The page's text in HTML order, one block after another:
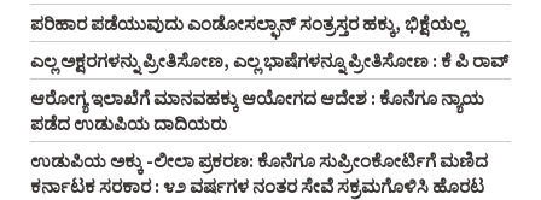
ಪರಿಹಾರ ಪಡೆಯುವುದು ಎಂಡೋಸಲ್ಫಾನ್‌ ಸಂತ್ರಸ್ತರ ಹಕ್ಕು, ಭಿಕ್ಷೆಯಲ್ಲ
ಎಲ್ಲ ಅಕ್ಷರಗಳನ್ನು ಪ್ರೀತಿಸೋಣ, ಎಲ್ಲ ಭಾಷೆಗಳನ್ನೂ ಪ್ರೀತಿಸೋಣ : ಕೆ ಪಿ ರಾವ್‌
ಆರೋಗ್ಯ ಇಲಾಖೆಗೆ ಮಾನವಹಕ್ಕು ಆಯೋಗದ ಆದೇಶ : ಕೊನೆಗೂ ನ್ಯಾಯ
ಪಡೆದ ಉಡುಪಿಯ ದಾದಿಯರು
ಉಡುಪಿಯ ಅಕ್ಕು -ಲೀಲಾ ಪ್ರಕರಣ: ಕೊನೆಗೂ ಸುಪ್ರೀಂಕೋರ್ಟಿಗೆ ಮಣಿದ
ಕರ್ನಾಟಕ ಸರಕಾರ : ೪೨ ವರ್ಷಗಳ ನಂತರ ಸೇವೆ ಸಕ್ರಮಗೊಳಿಸಿ ಹೊರಟ